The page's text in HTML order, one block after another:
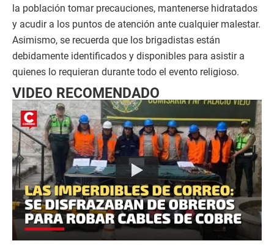
la población tomar precauciones, mantenerse hidratados
y acudir a los puntos de atención ante cualquier malestar.
Asimismo, se recuerda que los brigadistas están
debidamente identificados y disponibles para asistir a
quienes lo requieran durante todo el evento religioso.
VIDEO RECOMENDADO